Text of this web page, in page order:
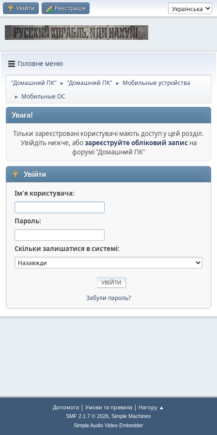
Увійти Реєстрація
Головне меню
"Домашний ПК" ► "Домашний ПК" ► Мобильные устройства
► Мобильные ОС
Увага!
Тільки зареєстровані користувачі мають доступ у цей розділ.
Увійдіть нижче, абозареєструйте обліковий записна
форумі "Домашний ПК"
Увійти
Ім'я користувача:
Пароль:
Скільки залишатися в системі:
Забули пароль?
Допомога | Умови та правила | Нагору ▲
SMF 2.1.7 © 2026, Simple Machines
Simple Audio Video Embedder